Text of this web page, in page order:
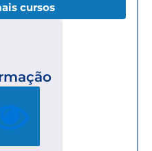
cursos